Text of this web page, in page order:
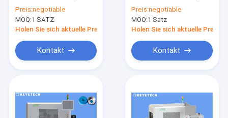
Hochleistungs-
Vision-
Inspektionssystem
Preis:negotiable
MOQ:1 SATZ
Holen Sie sich aktuelle Preis
Kontakt
Flaschenformungsfehler
Preis:negotiable
MOQ:1 Satz
Holen Sie sich aktuelle Preis
Kontakt